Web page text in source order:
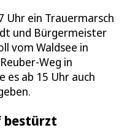
Uhr ein Trauermarsch
und Bürgermeister
vom Waldsee in
Weg in
es ab 15 Uhr auch
bestürzt